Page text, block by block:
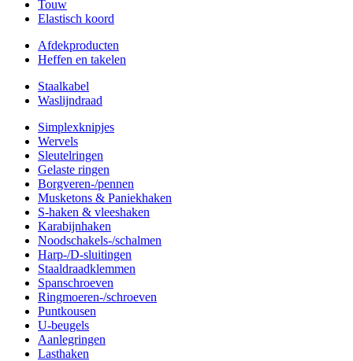
Touw
Elastisch koord
Afdekproducten
Heffen en takelen
Staalkabel
Waslijndraad
Simplexknipjes
Wervels
Sleutelringen
Gelaste ringen
Borgveren-/pennen
Musketons & Paniekhaken
S-haken & vleeshaken
Karabijnhaken
Noodschakels-/schalmen
Harp-/D-sluitingen
Staaldraadklemmen
Spanschroeven
Ringmoeren-/schroeven
Puntkousen
U-beugels
Aanlegringen
Lasthaken